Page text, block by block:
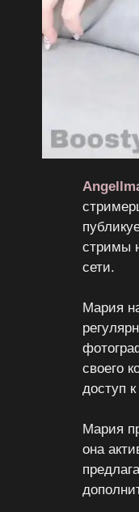
стримы
сети.
Мария
своего
доступ
Мария
она